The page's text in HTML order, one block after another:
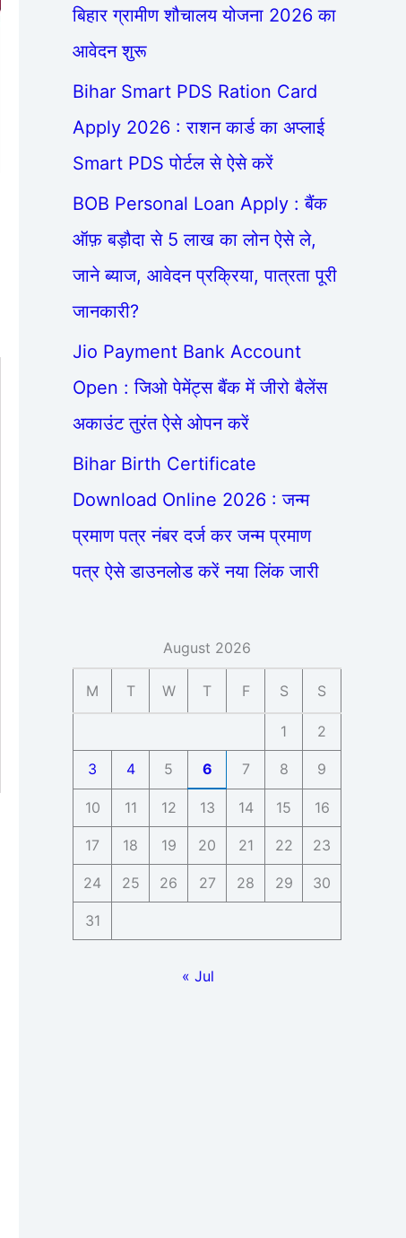
बिहार ग्रामीण शौचालय योजना 2026 का
आवेदन शुरू
Bihar Smart PDS Ration Card
Apply 2026 : राशन कार्ड का अप्लाई
Smart PDS पोर्टल से ऐसे करें
BOB Personal Loan Apply : बैंक
ऑफ़ बड़ौदा से 5 लाख का लोन ऐसे ले,
जाने ब्याज, आवेदन प्रक्रिया, पात्रता पूरी
जानकारी?
Jio Payment Bank Account
Open : जिओ पेमेंट्स बैंक में जीरो बैलेंस
अकाउंट तुरंत ऐसे ओपन करें
Bihar Birth Certificate
Download Online 2026 : जन्म
प्रमाण पत्र नंबर दर्ज कर जन्म प्रमाण
पत्र ऐसे डाउनलोड करें नया लिंक जारी
August 2026
M T W T F S S
1 2
3 4 5 6 7 8 9
10 11 12 13 14 15 16
17 18 19 20 21 22 23
24 25 26 27 28 29 30
31
« Jul